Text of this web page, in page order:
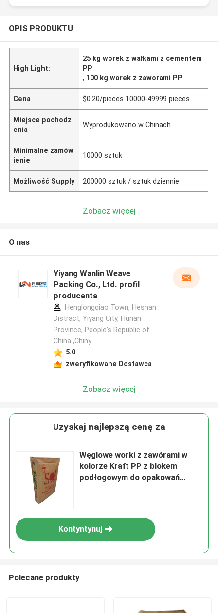
OPIS PRODUKTU
High Light:
25 kg worek z wałkami z cementem
PP
, 100 kg worek z zaworami PP
Cena $0.20/pieces 10000-49999 pieces
Miejsce pochodz
enia
Wyprodukowano w Chinach
Minimalne zamów
ienie
10000 sztuk
Możliwość Supply 200000 sztuk / sztuk dziennie
Zobacz więcej
O nas
Yiyang Wanlin Weave
Packing Co., Ltd. profil
producenta
Henglongqiao Town, Heshan
Distract, Yiyang City, Hunan
Province, People's Republic of
China ,Chiny
5.0
zweryfikowane Dostawca
Zobacz więcej
Uzyskaj najlepszą cenę za
Węglowe worki z zawórami w
kolorze Kraft PP z blokem
podłogowym do opakowań
Kontyntynuj
Polecane produkty